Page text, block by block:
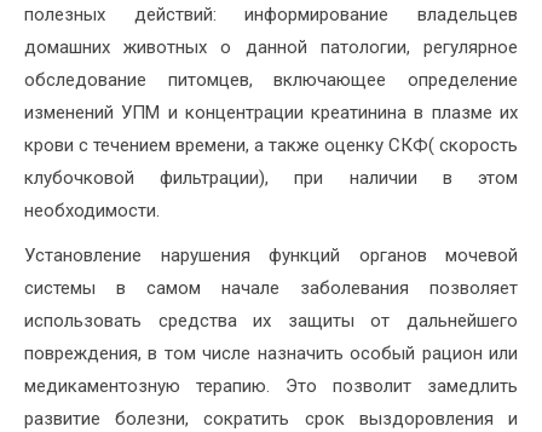
полезных действий: информирование владельцев
домашних животных о данной патологии, регулярное
обследование питомцев, включающее определение
изменений УПМ и концентрации креатинина в плазме их
крови с течением времени, а также оценку СКФ( скорость
клубочковой фильтрации), при наличии в этом
необходимости.
Установление нарушения функций органов мочевой
системы в самом начале заболевания позволяет
использовать средства их защиты от дальнейшего
повреждения, в том числе назначить особый рацион или
медикаментозную терапию. Это позволит замедлить
развитие болезни, сократить срок выздоровления и